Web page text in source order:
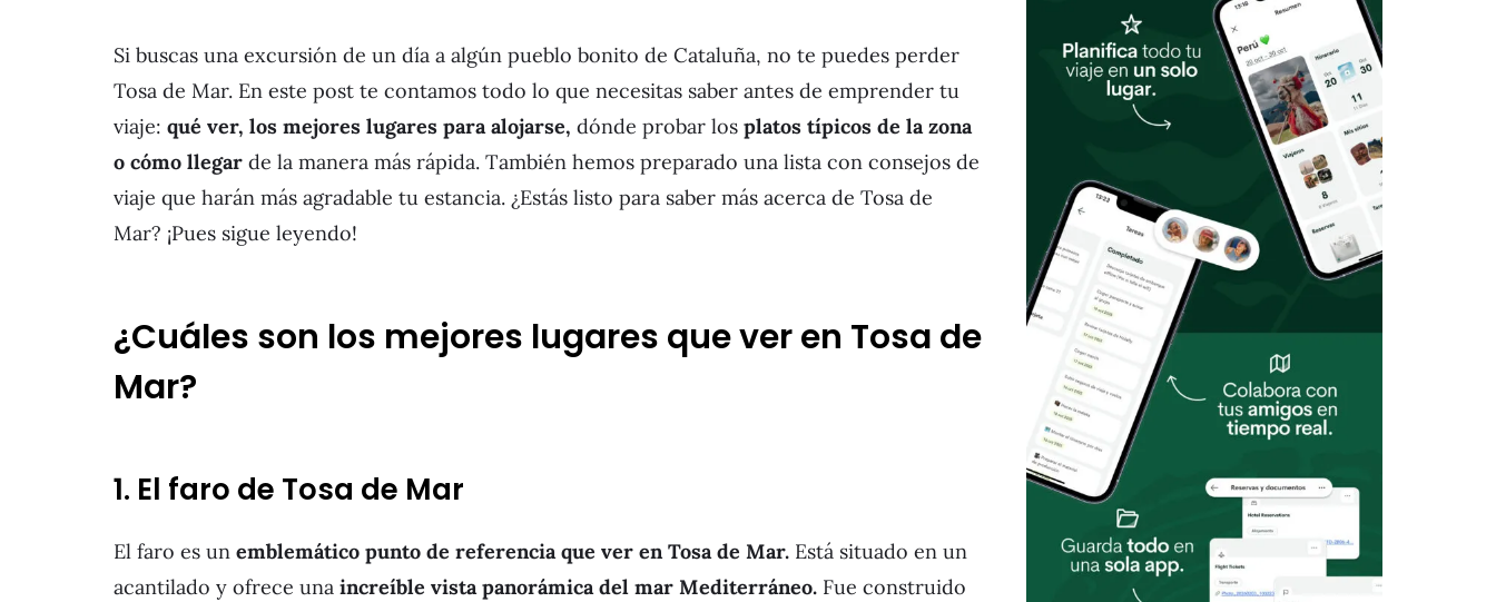
Si buscas una excursión de un día a algún pueblo bonito de Cataluña, no te puedes perder
Tosa de Mar. En este post te contamos todo lo que necesitas saber antes de emprender tu
viaje: qué ver, los mejores lugares para alojarse, dónde probar los platos típicos de la zona
o cómo llegar de la manera más rápida. También hemos preparado una lista con consejos de
viaje que harán más agradable tu estancia. ¿Estás listo para saber más acerca de Tosa de
Mar? ¡Pues sigue leyendo!
¿Cuáles son los mejores lugares que ver en Tosa de
Mar?
1. El faro de Tosa de Mar
El faro es un emblemático punto de referencia que ver en Tosa de Mar. Está situado en un
acantilado y ofrece una increíble vista panorámica del mar Mediterráneo. Fue construido